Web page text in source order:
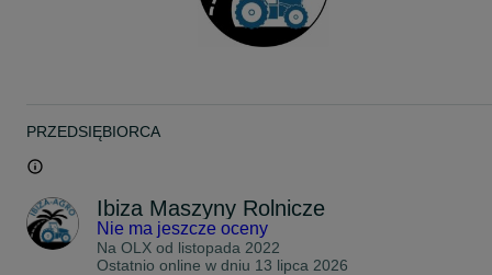
widły do palet, kły do bel, euroramka, widły do palet, euroramka z
widłami, paleciak z tulejami, widły do palet z tulejami, paleciak do
Ursusa, paleciak do C330, paleciak do C360, paleciak do Zetora,
paleciak do tura, paleciak do ciągnika, widły do palet na tura, widły
do palet na ciągnik
PRZEDSIĘBIORCA
Ibiza Maszyny Rolnicze
Nie ma jeszcze oceny
Na OLX od listopada 2022
Ostatnio online w dniu 13 lipca 2026